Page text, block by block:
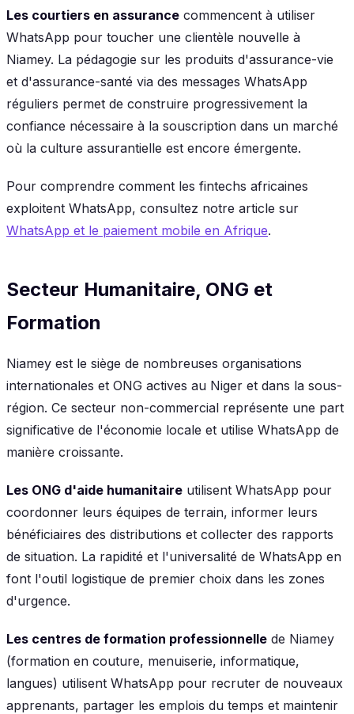
Les courtiers en assurance commencent à utiliser
WhatsApp pour toucher une clientèle nouvelle à
Niamey. La pédagogie sur les produits d'assurance-vie
et d'assurance-santé via des messages WhatsApp
réguliers permet de construire progressivement la
confiance nécessaire à la souscription dans un marché
où la culture assurantielle est encore émergente.
Pour comprendre comment les fintechs africaines
exploitent WhatsApp, consultez notre article sur
WhatsApp et le paiement mobile en Afrique.
Secteur Humanitaire, ONG et
Formation
Niamey est le siège de nombreuses organisations
internationales et ONG actives au Niger et dans la sous-
région. Ce secteur non-commercial représente une part
significative de l'économie locale et utilise WhatsApp de
manière croissante.
Les ONG d'aide humanitaire utilisent WhatsApp pour
coordonner leurs équipes de terrain, informer leurs
bénéficiaires des distributions et collecter des rapports
de situation. La rapidité et l'universalité de WhatsApp en
font l'outil logistique de premier choix dans les zones
d'urgence.
Les centres de formation professionnelle de Niamey
(formation en couture, menuiserie, informatique,
langues) utilisent WhatsApp pour recruter de nouveaux
apprenants, partager les emplois du temps et maintenir